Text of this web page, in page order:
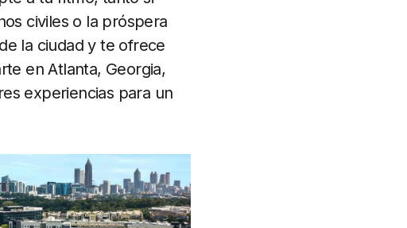
civiles o la próspera
la ciudad y te ofrece
en Atlanta, Georgia,
experiencias para un